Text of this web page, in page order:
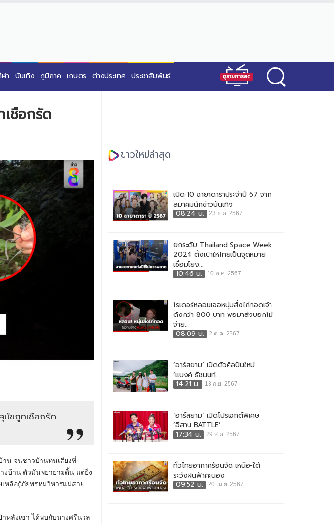
ฬา บันเทิง ภูมิภาค เกษตร ต่างประเทศ ประชาสัมพันธ์
ชือกรัด
นัขถูกเชือกรัด
าน จนชาวบ้านทนเสียงที่
งบ้าน ตัวมันพยายามดิ้น แต่ยิ่ง
หลือกู้ภัยพรหมวิหารแม่สาย
หลังเขา ได้พบกับนางศรีนวล
ข่าวใหม่ล่าสุด
เปิด 10 ฉายาดาราประจำปี 67 จาก
สมาคมนักข่าวบันเทิง
08:24 น.
23 ธ.ค. 2567
ยกระดับ Thailand Space Week
2024 ตั้งเป้าให้ไทยเป็นจุดหมาย
เชื่อมโยง...
10:46 น.
10 ต.ค. 2567
ไรเดอร์หลอนเจอหนุ่มสั่งไก่ทอดเจ้า
ดังกว่า 800 บาท พอมาส่งบอกไม่
จ่าย...
08:09 น.
2 ต.ค. 2567
‘อาร์สยาม’ เปิดตัวศิลปินใหม่
‘แบงค์ ธัชนนท์...
14:21 น.
13 ก.ย. 2567
‘อาร์สยาม’ เปิดโปรเจกต์พิเศษ
‘อีสาน BATTLE’...
17:34 น.
29 ส.ค. 2567
ทั่วไทยอากาศร้อนจัด เหนือ-ใต้
ระวังฝนฟ้าคะนอง
09:52 น.
20 เม.ย. 2567